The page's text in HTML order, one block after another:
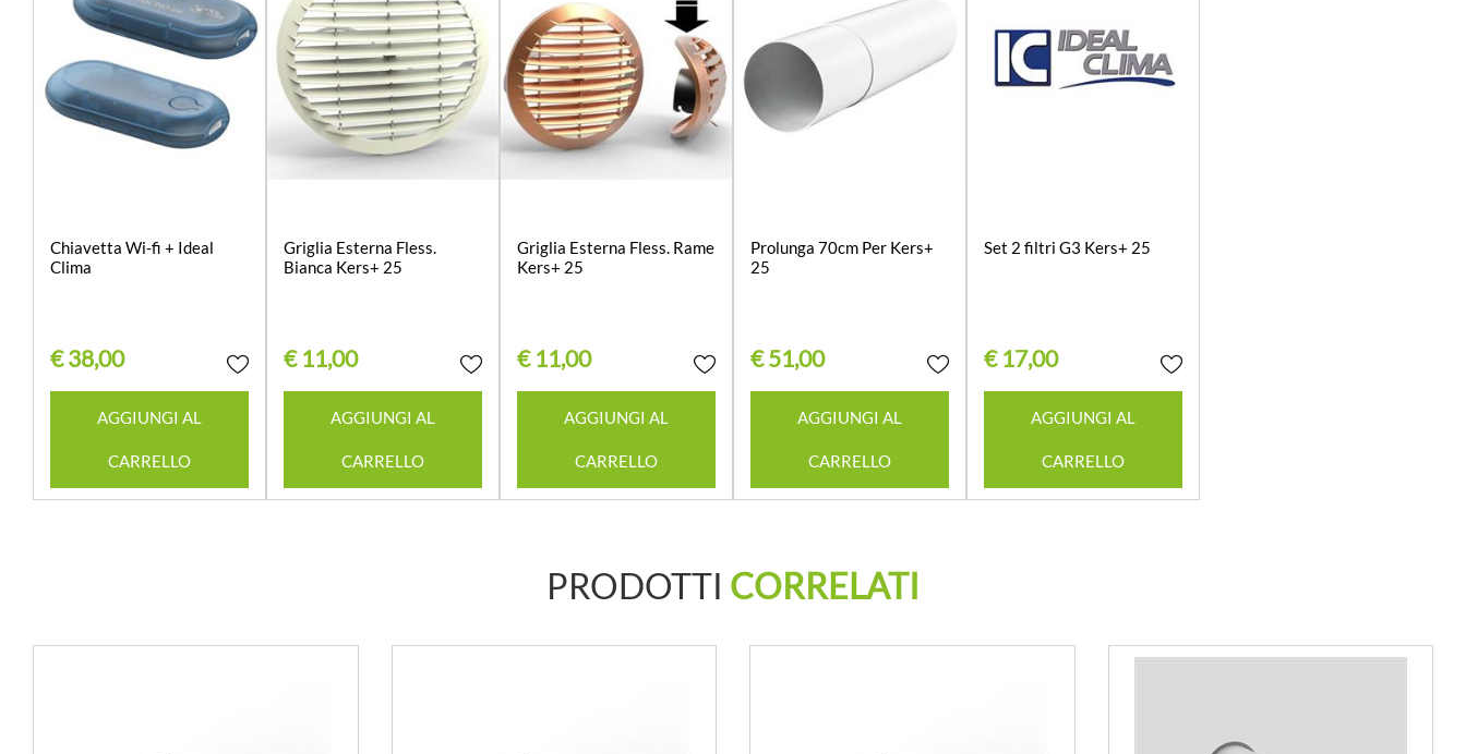
Chiavetta Wi-fi + Ideal
Clima
€ 38,00
AGGIUNGI AL
CARRELLO
Griglia Esterna Fless.
Bianca Kers+ 25
€ 11,00
AGGIUNGI AL
CARRELLO
Griglia Esterna Fless. Rame
Kers+ 25
€ 11,00
AGGIUNGI AL
CARRELLO
Prolunga 70cm Per Kers+
25
€ 51,00
AGGIUNGI AL
CARRELLO
Set 2 filtri G3 Kers+ 25
€ 17,00
AGGIUNGI AL
CARRELLO
PRODOTTI CORRELATI